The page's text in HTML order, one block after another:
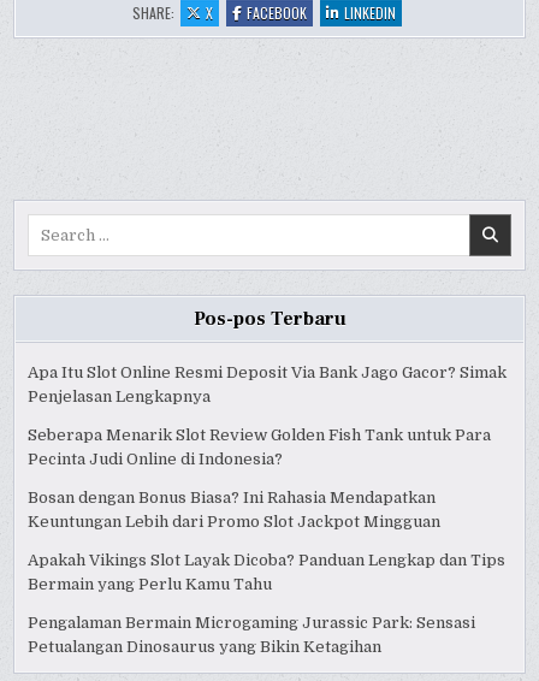
SHARE: X:
NEXT
BOND
FACEBOOK:
NEXT
BOND
LINKEDIN
NEXT
BOND
Pos-pos Terbaru
Apa Itu Slot Online Resmi Deposit Via Bank Jago Gacor? Simak
Penjelasan Lengkapnya
Seberapa Menarik Slot Review Golden Fish Tank untuk Para
Pecinta Judi Online di Indonesia?
Bosan dengan Bonus Biasa? Ini Rahasia Mendapatkan
Keuntungan Lebih dari Promo Slot Jackpot Mingguan
Apakah Vikings Slot Layak Dicoba? Panduan Lengkap dan Tips
Bermain yang Perlu Kamu Tahu
Pengalaman Bermain Microgaming Jurassic Park: Sensasi
Petualangan Dinosaurus yang Bikin Ketagihan